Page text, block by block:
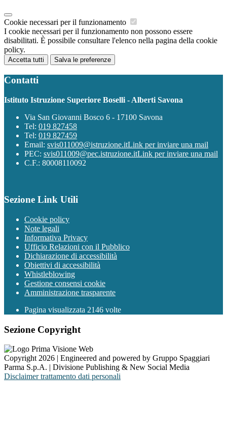
Cookie necessari per il funzionamento
I cookie necessari per il funzionamento non possono essere
disabilitati. È possibile consultare l'elenco nella pagina della cookie
policy.
Accetta tutti Salva le preferenze
Contatti
Istituto Istruzione Superiore Boselli - Alberti Savona
Via San Giovanni Bosco 6 - 17100 Savona
Tel: 019 827458
Tel: 019 827459
Email: svis011009@istruzione.itLink per inviare una mail
PEC: svis011009@pec.istruzione.itLink per inviare una mail
C.F.: 80008110092
Sezione Link Utili
Cookie policy
Note legali
Informativa Privacy
Ufficio Relazioni con il Pubblico
Dichiarazione di accessibilità
Obiettivi di accessibilità
Whistleblowing
Gestione consensi cookie
Amministrazione trasparente
Pagina visualizzata 2146 volte
Sezione Copyright
Copyright 2026 | Engineered and powered by Gruppo Spaggiari
Parma S.p.A. | Divisione Publishing & New Social Media
Disclaimer trattamento dati personali